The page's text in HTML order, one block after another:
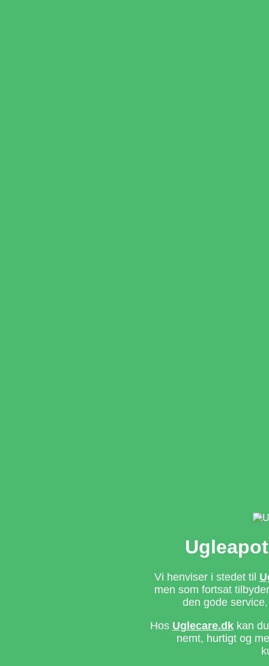
Vi henviser i stedet til
men som fortsat
den gode
Hos Uglecare.dkkan du
nemt, hurtigt og